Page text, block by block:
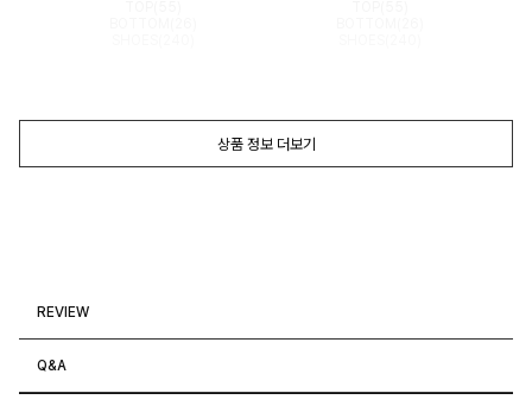
상품 정보 더보기
REVIEW
Q&A